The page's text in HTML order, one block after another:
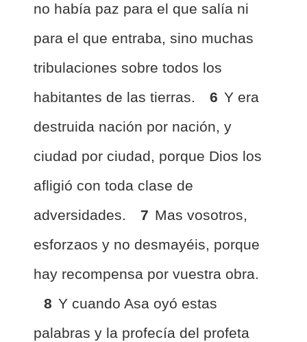
no había paz para el que salía ni
para el que entraba, sino muchas
tribulaciones sobre todos los
habitantes de las tierras.
6 Y era
destruida nación por nación, y
ciudad por ciudad, porque Dios los
afligió con toda clase de
adversidades.
7 Mas vosotros,
esforzaos y no desmayéis, porque
hay recompensa por vuestra obra.
8 Y cuando Asa oyó estas
palabras y la profecía del profeta